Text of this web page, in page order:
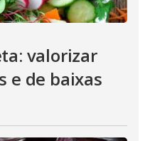
valorizar
e de baixas